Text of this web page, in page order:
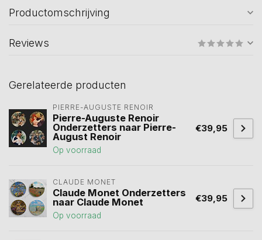
Productomschrijving
Reviews
Gerelateerde producten
PIERRE-AUGUSTE RENOIR
Pierre-Auguste Renoir
Onderzetters naar Pierre-
August Renoir
Op voorraad
€39,95
CLAUDE MONET
Claude Monet Onderzetters
naar Claude Monet
Op voorraad
€39,95